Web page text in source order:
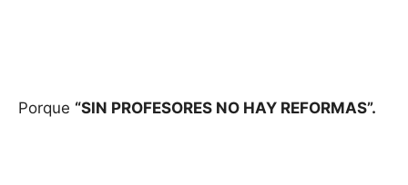
Porque “SIN PROFESORES NO HAY REFORMAS”.